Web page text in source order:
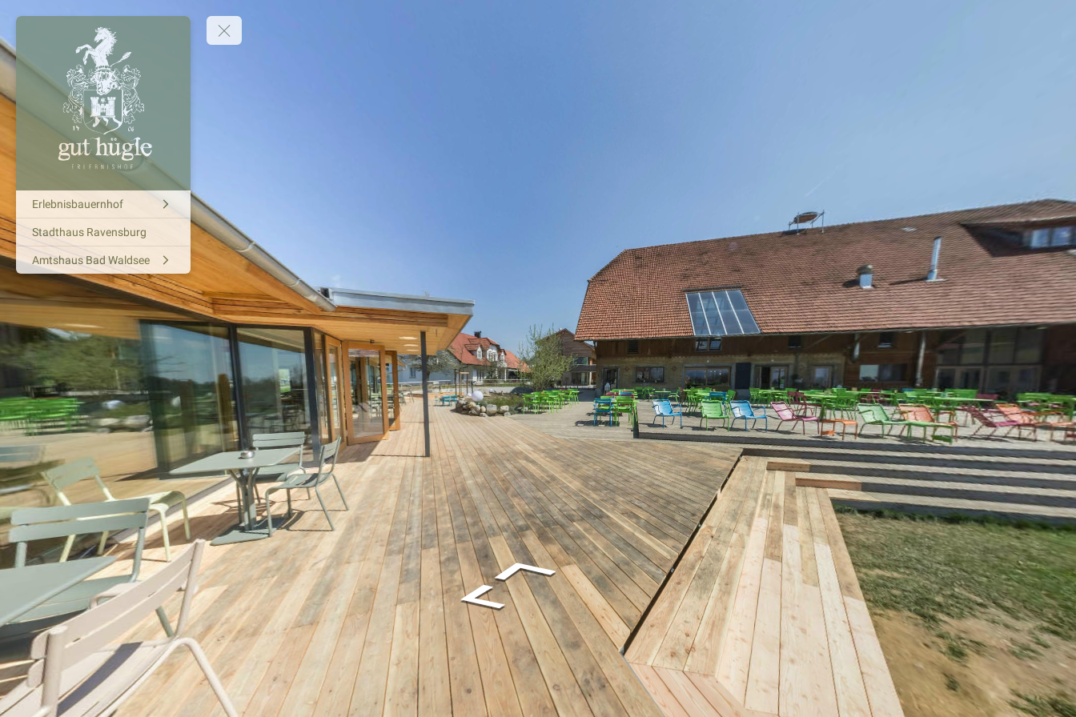
Erlebnisbauernhof
Stadthaus Ravensburg
Amtshaus Bad Waldsee